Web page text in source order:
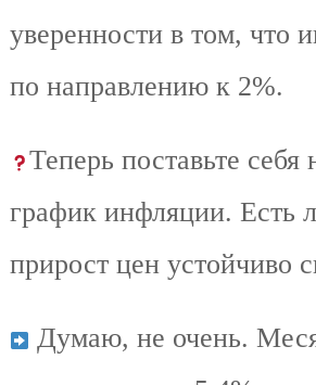
уверенности в том, что
по направлению к 2%.
Теперь поставьте
график инфляции. Есть
прирост цен устойчиво
Думаю, не очень.